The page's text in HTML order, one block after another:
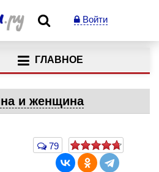
Войти
ГЛАВНОЕ
и женщина
79